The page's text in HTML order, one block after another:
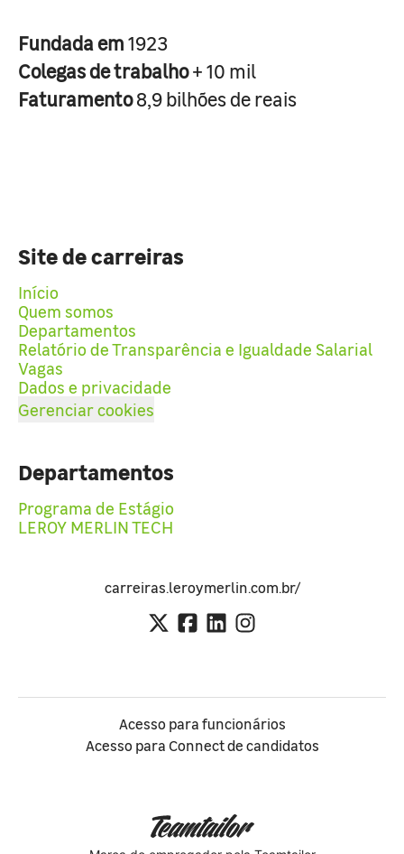
Fundada em1923
Colegas de trabalho+ 10 mil
Faturamento8,9 bilhões de reais
Site de carreiras
Início
Quem somos
Departamentos
Relatório de Transparência e Igualdade Salarial
Vagas
Dados e privacidade
Gerenciar cookies
Departamentos
Programa de Estágio
LEROY MERLIN TECH
carreiras.leroymerlin.com.br/
Acesso para funcionários
Acesso para Connect de candidatos